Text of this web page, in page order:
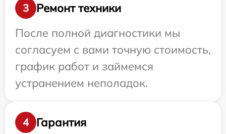
3
Ремонт техники
После полной диагностики мы
согласуем с вами точную стоимость,
график работ и займемся
устранением неполадок.
4
Гарантия